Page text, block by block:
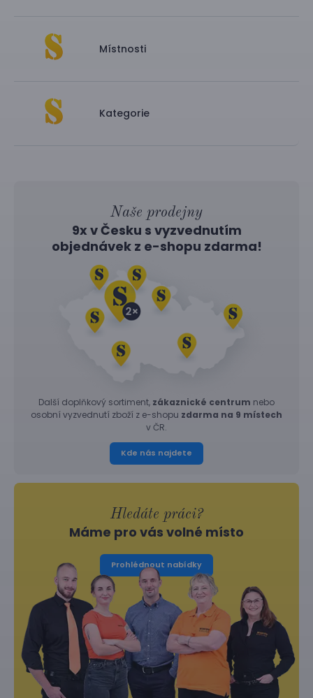
Místnosti
Kategorie
Naše prodejny
9x v Česku s vyzvednutím
objednávek z e-shopu zdarma!
Další doplňkový sortiment, zákaznické centrum nebo
osobní vyzvednutí zboží z e-shopu zdarma na 9 místech
v ČR.
Kde nás najdete
Hledáte práci?
Máme pro vás volné místo
Prohlédnout nabídky